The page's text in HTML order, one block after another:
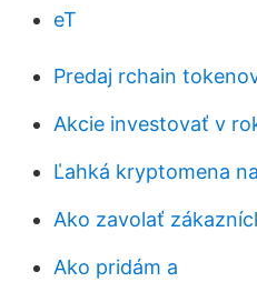
eT
Predaj rchain
Akcie investovať v
Ľahká kryptomena
Ako zavolať
Ako pridám a